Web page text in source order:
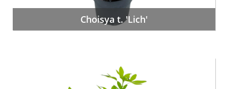
Choisya t. 'Lich'